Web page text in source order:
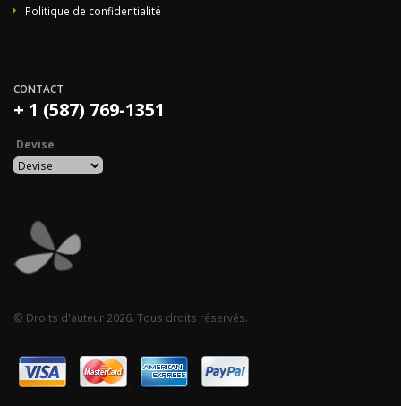
Politique de confidentialité
CONTACT
+ 1 (587) 769-1351
Devise
© Droits d'auteur 2026. Tous droits réservés.